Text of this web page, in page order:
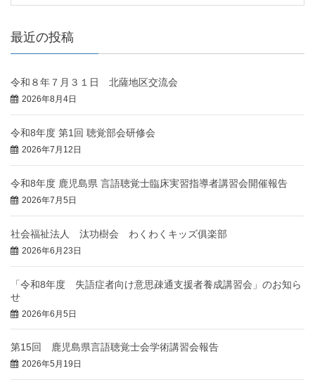
最近の投稿
令和８年７月３１日 北薩地区交流会
2026年8月4日
令和8年度 第1回 聴覚部会研修会
2026年7月12日
令和8年度 鹿児島県 言語聴覚士臨床実習指導者講習会開催報告
2026年7月5日
社会福祉法人 汰功樹会 わくわくキッズ俱楽部
2026年6月23日
「令和8年度 失語症者向け意思疎通支援者養成講習会」のお知ら
せ
2026年6月5日
第15回 鹿児島県言語聴覚士会学術講習会報告
2026年5月19日